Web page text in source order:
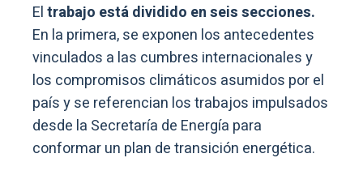
Eltrabajo está dividido en seis secciones.
En la primera, se exponen los antecedentes
vinculados a las cumbres internacionales y
los compromisos climáticos asumidos por el
país y se referencian los trabajos impulsados
desde la Secretaría de Energía para
conformar un plan de transición energética.